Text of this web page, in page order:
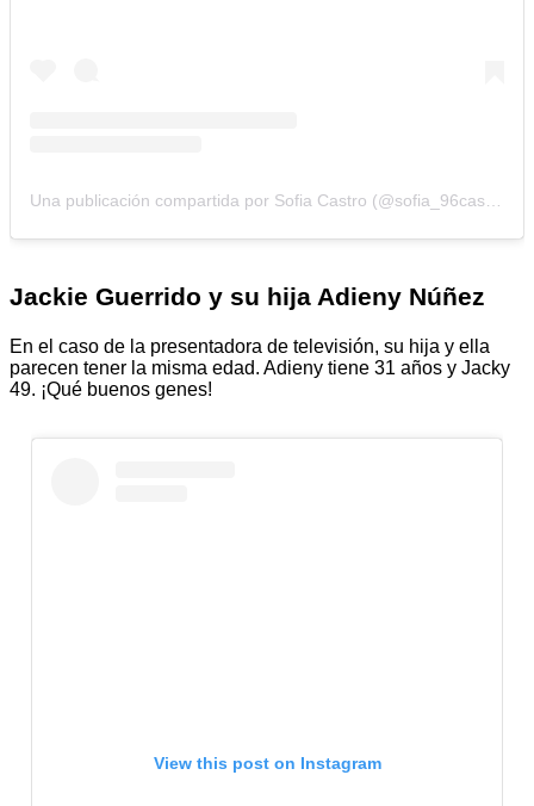
Jackie Guerrido y su hija Adieny Núñez
En el caso de la presentadora de televisión, su hija y ella
parecen tener la misma edad. Adieny tiene 31 años y Jacky
49. ¡Qué buenos genes!
View this post on Instagram